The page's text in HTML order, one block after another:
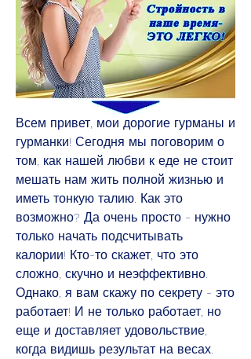
Всем привет, мои дорогие гурманы и
гурманки! Сегодня мы поговорим о
том, как нашей любви к еде не стоит
мешать нам жить полной жизнью и
иметь тонкую талию. Как это
возможно? Да очень просто - нужно
только начать подсчитывать
калории! Кто-то скажет, что это
сложно, скучно и неэффективно.
Однако, я вам скажу по секрету - это
работает! И не только работает, но
еще и доставляет удовольствие,
когда видишь результат на весах.